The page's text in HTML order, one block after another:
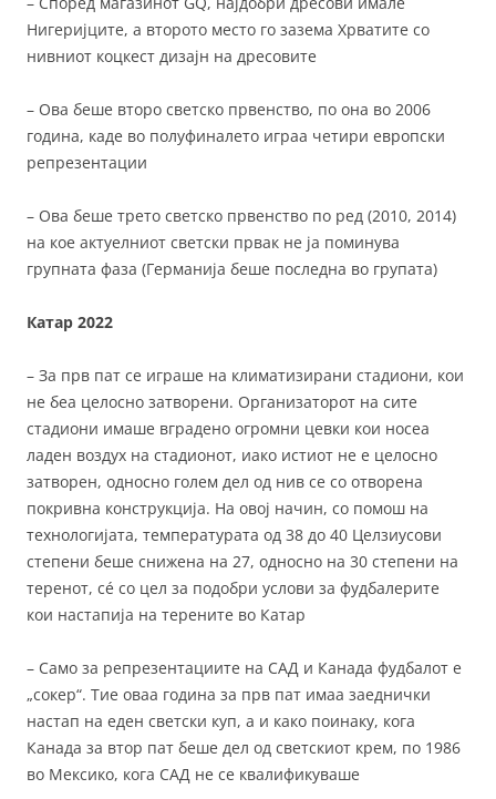
Нигеријците, а второто место го зазема Хрватите со
нивниот коцкест дизајн на дресовите
– Ова беше второ светско првенство, по она во 2006
година, каде во полуфиналето играа четири европски
репрезентации
– Ова беше трето светско првенство по ред (2010, 2014)
на кое актуелниот светски првак не ја поминува
групната фаза (Германија беше последна во групата)
Катар 2022
– За прв пат се играше на климатизирани стадиони, кои
не беа целосно затворени. Организаторот на сите
стадиони имаше вградено огромни цевки кои носеа
ладен воздух на стадионот, иако истиот не е целосно
затворен, односно голем дел од нив се со отворена
покривна конструкција. На овој начин, со помош на
технологијата, температурата од 38 до 40 Целзиусови
степени беше снижена на 27, односно на 30 степени на
теренот, сé со цел за подобри услови за фудбалерите
кои настапија на терените во Катар
– Само за репрезентациите на САД и Канада фудбалот е
„сокер“. Тие оваа година за прв пат имаа заеднички
настап на еден светски куп, а и како поинаку, кога
Канада за втор пат беше дел од светскиот крем, по 1986
во Мексико, кога САД не се квалификуваше